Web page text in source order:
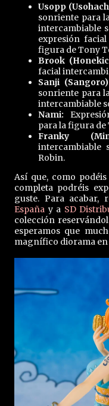
Usopp
sonriente para
intercambiable
expresión
figura de Tony
Brook
facial
Sanji
sonriente para
intercambiable
Nami:
para la figura de
Franky
intercambiable
Robin.
Así que, como
completa podréis
guste. Para acabar,
España y a SD
colección
esperamos que
magnífico diorama